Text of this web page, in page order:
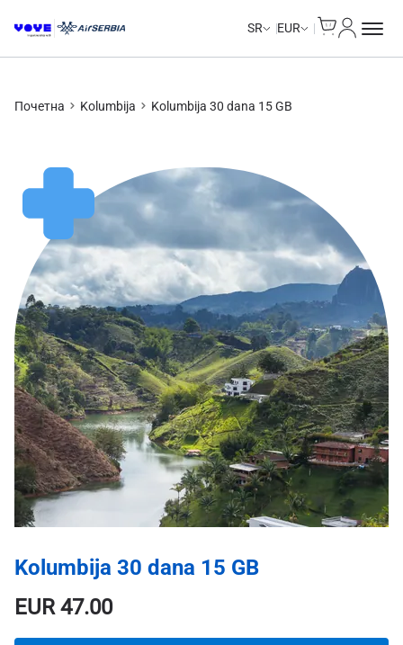
SR EUR
Почетна Kolumbija Kolumbija 30 dana 15 GB
Kolumbija 30 dana 15 GB
EUR47.00